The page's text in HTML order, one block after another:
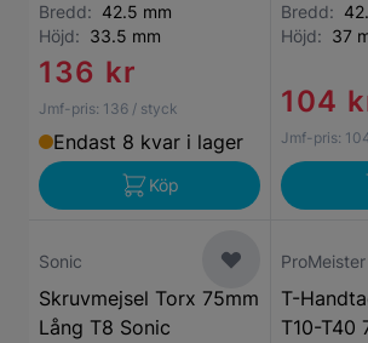
Bredd: 42.5 mm
Höjd: 33.5 mm
136 kr
Jmf-pris: 136 / styck
Endast 8 kvar i lager
Köp
Bredd:
Höjd: 37
104
Jmf-pris:
Sonic
Skruvmejsel Torx 75mm
Lång T8 Sonic
ProMeister
T-
T10-T40